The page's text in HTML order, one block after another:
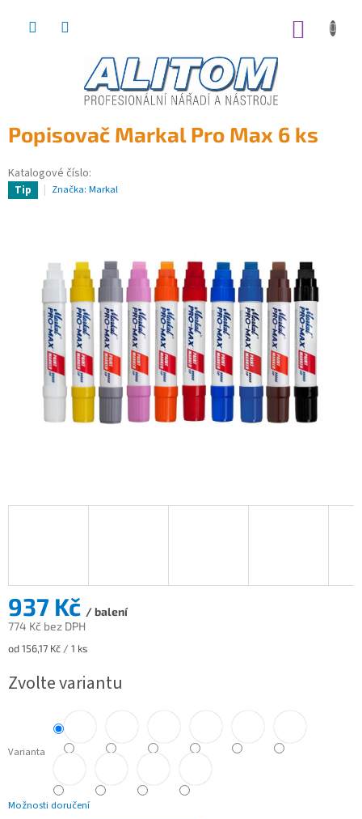
Popisovač Markal Pro Max 6 ks
Katalogové číslo:
Tip Značka: Markal
937 Kč / balení
774 Kč bez DPH
Měrná
od 156,17 Kč / 1 ks
Zvolte variantu
Varianta
Možnosti doručení